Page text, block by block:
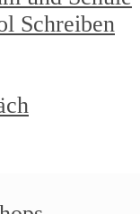
Schreiben